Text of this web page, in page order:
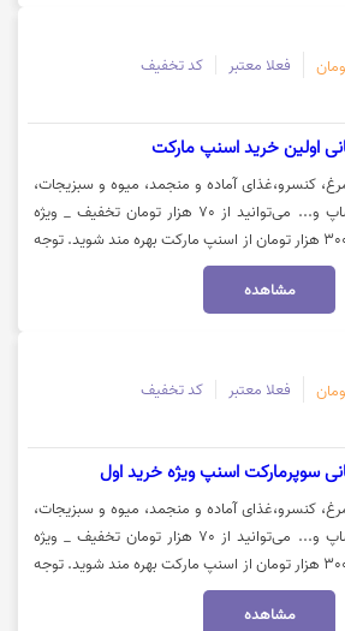
فعلا معتبر کد تخفیف
کنسرو،غذای آماده و منجمد، میوه و سبزیجات،
آرایشی و بهداشتی، پت شاپ و... می‌توانید از 70 هزار تومان تخفیف _ ویژه
اولین خرید _ با سبد خرید 300 هزار تومان از اسنپ مارکت بهره مند شوید. توجه
برای کالاهای تخفیف نارنجی فعال نیست. جهت
روی گزینه "خرید کنید" کلیک نمایید.
مشاهده
فعلا معتبر کد تخفیف
کنسرو،غذای آماده و منجمد، میوه و سبزیجات،
آرایشی و بهداشتی، پت شاپ و... می‌توانید از 70 هزار تومان تخفیف _ ویژه
اولین خرید _ با سبد خرید 300 هزار تومان از اسنپ مارکت بهره مند شوید. توجه
برای کالاهای تخفیف نارنجی فعال نیست. جهت
، روی گزینه "خرید کنید" کلیک نمایید.
مشاهده